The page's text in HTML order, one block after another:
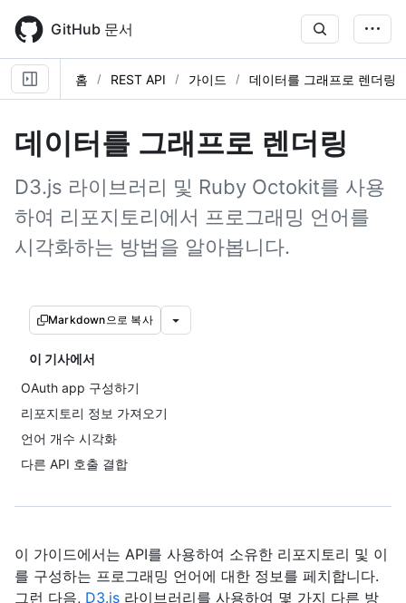
main
content
GitHub 문서
홈 REST API 가이드 데이터를 그래프로 렌더링
데이터를 그래프로 렌더링
D3.js 라이브러리 및 Ruby Octokit를 사용
하여 리포지토리에서 프로그래밍 언어를
시각화하는 방법을 알아봅니다.
Markdown으로 복사
이 기사에서
OAuth app 구성하기
리포지토리 정보 가져오기
언어 개수 시각화
다른 API 호출 결합
이 가이드에서는 API를 사용하여 소유한 리포지토리 및 이
를 구성하는 프로그래밍 언어에 대한 정보를 페치합니다.
그런 다음, D3.js 라이브러리를 사용하여 몇 가지 다른 방